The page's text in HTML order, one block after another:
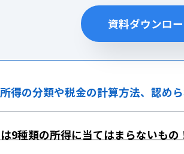
資料ダウンロ
得の分類や税金の計算方法、認め
9種類の所得に当てはまらないもの